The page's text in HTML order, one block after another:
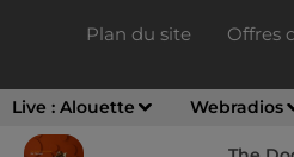
Live : Alouette Webradios
Plan du site Offres